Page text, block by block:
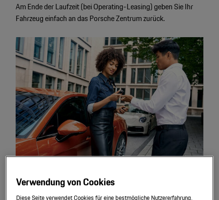
Am Ende der Laufzeit (bei Operating-Leasing) geben Sie Ihr
Fahrzeug einfach an das Porsche Zentrum zurück.
Verwendung von Cookies